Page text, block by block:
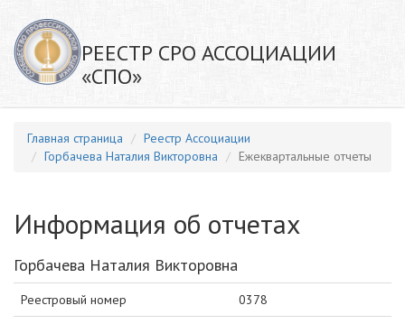
РЕЕСТР СРО АССОЦИАЦИИ
«СПО»
Главная страница
Реестр Ассоциации
Горбачева Наталия Викторовна
Ежеквартальные отчеты
Информация об отчетах
Горбачева Наталия Викторовна
Реестровый номер 0378